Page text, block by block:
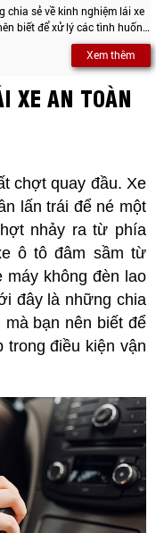
chia sẻ về kinh nghiệm lái xe
biết để xử lý các tình huống
điều kiện vận hành thực tế tại
Xem thêm
XE AN TOÀN
chợt quay đầu. Xe
lấn trái để né một
nhảy ra từ phía
ô tô đâm sầm từ
máy không đèn lao
đây là những chia
bạn nên biết để
điều kiện vận